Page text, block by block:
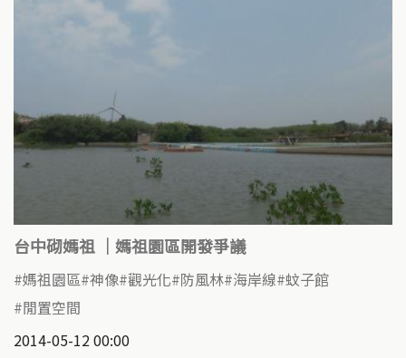
台中砌媽祖 ｜媽祖園區開發爭議
媽祖園區 神像 觀光化 防風林 海岸線 蚊子館
閒置空間
2014-05-12 00:00